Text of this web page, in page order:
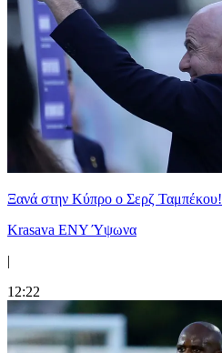
Ξανά στην Κύπρο ο Σερζ Ταμπέκου!
Krasava ENY Ύψωνα
|
12:22